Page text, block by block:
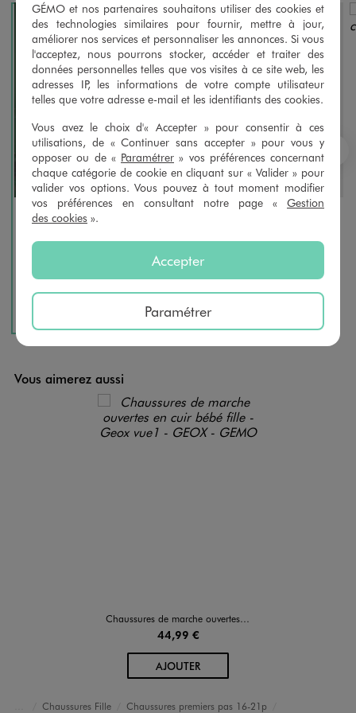
Pull de Noël en maille douce et chaude bébé fille
12,99 €
AU PANIER
3,99 €
Vous aimerez aussi
Chaussures de marche ouvertes en cuir bébé fille - Geox
44,99 €
AJOUTERAU PANIER
Chaussures Fille
Chaussures premiers pas 16-21p
GÉMO et nos partenaires souhaitons utiliser des cookies et
des technologies similaires pour fournir, mettre à jour,
améliorer nos services et personnaliser les annonces. Si vous
l'acceptez, nous pourrons stocker, accéder et traiter des
données personnelles telles que vos visites à ce site web, les
adresses IP, les informations de votre compte utilisateur
telles que votre adresse e-mail et les identifiants des cookies.
Vous avez le choix d'« Accepter » pour consentir à ces
utilisations, de « Continuer sans accepter » pour vous y
opposer ou de « Paramétrer » vos préférences concernant
chaque catégorie de cookie en cliquant sur « Valider » pour
valider vos options. Vous pouvez à tout moment modifier
vos préférences en consultant notre page « Gestion
des cookies ».
Accepter
Paramétrer